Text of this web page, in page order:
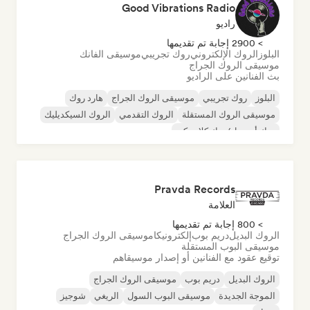
Good Vibrations Radio
راديو
> 2900 إجابة تم تقديمها
البلوز الروك الإلكترونيروك تجريبيموسيقى الفانك
موسيقى الروك الجراج
بث الفنانين على الراديو
البلوز روك تجريبي موسيقى الروك الجراج
هارد روك
موسيقى الروك المستقلة
الروك التقدمي
الروك السيكديليك
روك أند رول/روك كلاسيكي
Pravda Records
العلامة
> 800 إجابة تم تقديمها
الروك البديلدريم بوبإلكترونيكاموسيقى الروك الجراج
موسيقى البوب المستقلة
توقيع عقود مع الفنانين أو إصدار موسيقاهم
الروك البديل دريم بوب
موسيقى الروك الجراج
الموجة الجديدة
موسيقى البوب السول الريغي
شوجيز